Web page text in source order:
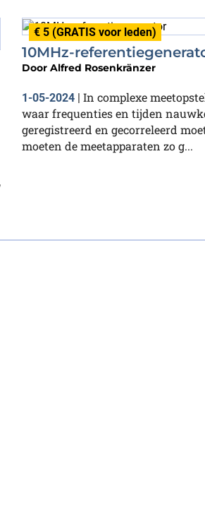
€ 5 (GRATIS voor leden)
10MHz-
Door Alfred Rosenkränzer
1-05-2024 | In complexe
waar frequenties en tijden
geregistreerd en gecorreleerd
moeten de meetapparaten zo g...